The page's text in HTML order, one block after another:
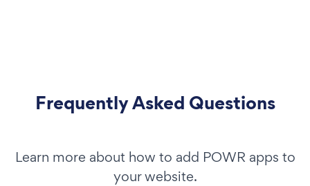
Frequently Asked Questions
Learn more about how to add POWR apps to
your website.